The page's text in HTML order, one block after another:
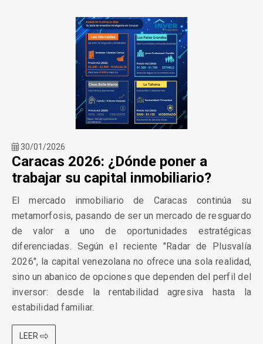
30/01/2026
Caracas 2026: ¿Dónde poner a
trabajar su capital inmobiliario?
El mercado inmobiliario de Caracas continúa su
metamorfosis, pasando de ser un mercado de resguardo
de valor a uno de oportunidades estratégicas
diferenciadas. Según el reciente "Radar de Plusvalía
2026", la capital venezolana no ofrece una sola realidad,
sino un abanico de opciones que dependen del perfil del
inversor: desde la rentabilidad agresiva hasta la
estabilidad familiar.
LEER